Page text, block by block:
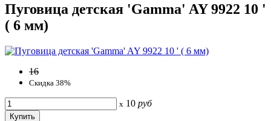
Пуговица детская 'Gamma' AY 9922 10 '
( 6 мм)
16
Скидка 38%
x 10 руб